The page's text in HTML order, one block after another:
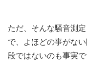
ただ、そんな騒音測
で、よほどの事がな
段ではないのも事実で